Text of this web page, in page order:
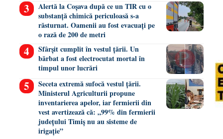
Alertă la Coșava după ce un TIR cu o
substanță chimică periculoasă s-a
răsturnat. Oamenii au fost evacuați pe
o rază de 200 de metri
Sfârșit cumplit în vestul țării. Un
bărbat a fost electrocutat mortal în
timpul unor lucrări
Seceta extremă sufocă vestul țării.
Ministerul Agriculturii propune
inventarierea apelor, iar fermierii din
vest avertizează că: „99% din fermierii
județului Timiș nu au sisteme de
irigație”